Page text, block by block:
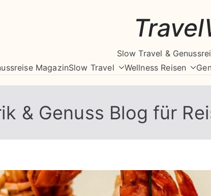
Slow Travel &
MagazinSlow Travel Wellness Reisen
& Genuss Blog für